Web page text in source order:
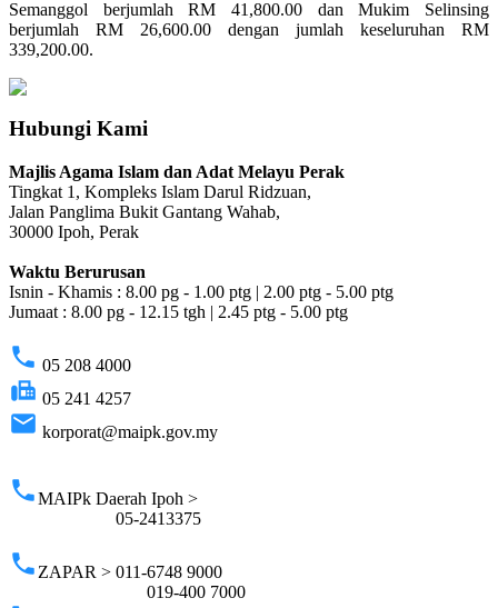
Semanggol berjumlah RM 41,800.00 dan Mukim Selinsing
berjumlah RM 26,600.00 dengan jumlah keseluruhan RM
339,200.00.
Hubungi Kami
Majlis Agama Islam dan Adat Melayu Perak
Tingkat 1, Kompleks Islam Darul Ridzuan,
Jalan Panglima Bukit Gantang Wahab,
30000 Ipoh, Perak
Waktu Berurusan
Isnin - Khamis : 8.00 pg - 1.00 ptg | 2.00 ptg - 5.00 ptg
Jumaat : 8.00 pg - 12.15 tgh | 2.45 ptg - 5.00 ptg
phone 05 208 4000
fax 05 241 4257
email korporat@maipk.gov.my
phoneMAIPk Daerah Ipoh >
05-2413375
phone ZAPAR > 011-6748 9000
019-400 7000